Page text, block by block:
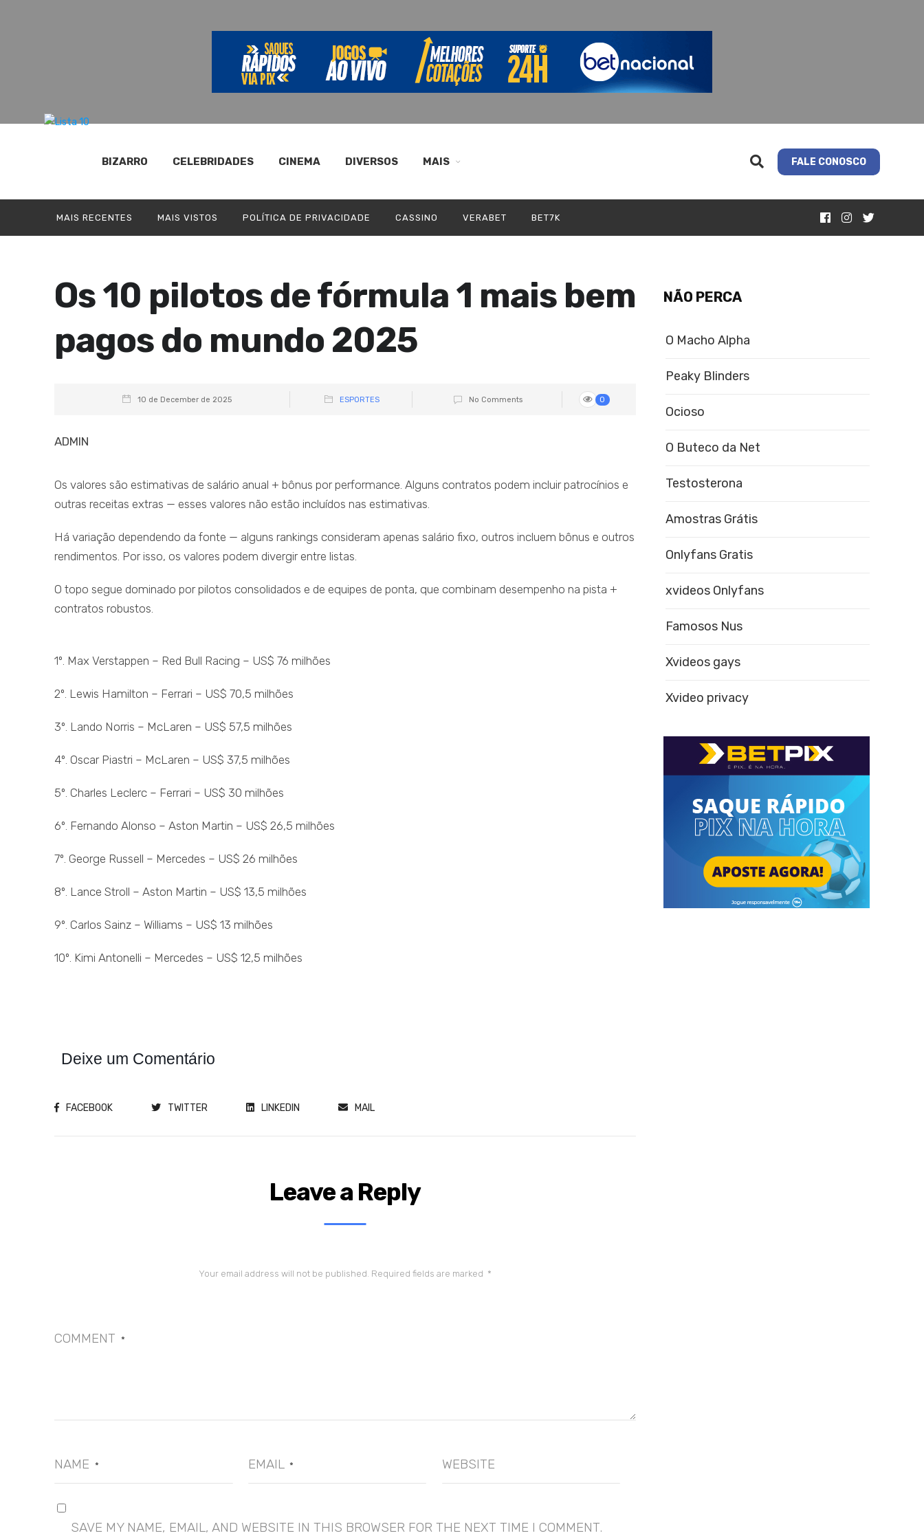
BIZARRO CELEBRIDADES CINEMA DIVERSOS MAIS FALE CONOSCO
MAIS RECENTES MAIS VISTOS POLÍTICA DE PRIVACIDADE CASSINO VERABET BET7K
Os 10 pilotos de fórmula 1 mais bem
pagos do mundo 2025
10 de December de 2025 ESPORTES No Comments 0
ADMIN
Os valores são estimativas de salário anual + bônus por performance. Alguns contratos podem incluir patrocínios e
outras receitas extras — esses valores não estão incluídos nas estimativas.
Há variação dependendo da fonte — alguns rankings consideram apenas salário fixo, outros incluem bônus e outros
rendimentos. Por isso, os valores podem divergir entre listas.
O topo segue dominado por pilotos consolidados e de equipes de ponta, que combinam desempenho na pista +
contratos robustos.
1º. Max Verstappen – Red Bull Racing – US$ 76 milhões
2º. Lewis Hamilton – Ferrari – US$ 70,5 milhões
3º. Lando Norris – McLaren – US$ 57,5 milhões
4º. Oscar Piastri – McLaren – US$ 37,5 milhões
5º. Charles Leclerc – Ferrari – US$ 30 milhões
6º. Fernando Alonso – Aston Martin – US$ 26,5 milhões
7º. George Russell – Mercedes – US$ 26 milhões
8º. Lance Stroll – Aston Martin – US$ 13,5 milhões
9º. Carlos Sainz – Williams – US$ 13 milhões
10º. Kimi Antonelli – Mercedes – US$ 12,5 milhões
Deixe um Comentário
FACEBOOK TWITTER LINKEDIN MAIL
Leave a Reply
Your email address will not be published. Required fields are marked *
COMMENT *
NAME * EMAIL * WEBSITE
SAVE MY NAME, EMAIL, AND WEBSITE IN THIS BROWSER FOR THE NEXT TIME I COMMENT.
NÃO PERCA
O Macho Alpha
Peaky Blinders
Ocioso
O Buteco da Net
Testosterona
Amostras Grátis
Onlyfans Gratis
xvideos Onlyfans
Famosos Nus
Xvideos gays
Xvideo privacy